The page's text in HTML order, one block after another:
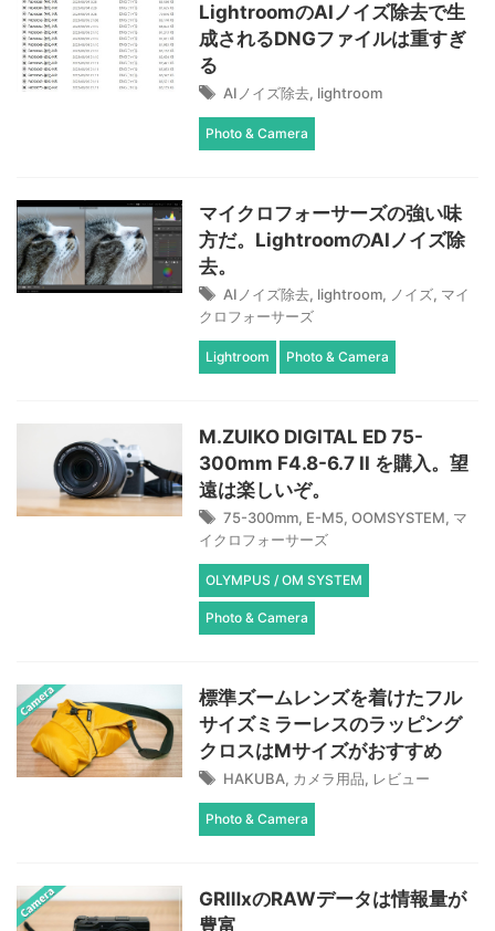
LightroomのAIノイズ除去で生
成されるDNGファイルは重すぎ
る
AIノイズ除去, lightroom
Photo & Camera
マイクロフォーサーズの強い味
方だ。LightroomのAIノイズ除
去。
AIノイズ除去, lightroom, ノイズ, マイ
クロフォーサーズ
Lightroom Photo & Camera
M.ZUIKO DIGITAL ED 75-
300mm F4.8-6.7 II を購入。望
遠は楽しいぞ。
75-300mm, E-M5, OOMSYSTEM, マ
イクロフォーサーズ
OLYMPUS / OM SYSTEM
Photo & Camera
標準ズームレンズを着けたフル
サイズミラーレスのラッピング
クロスはMサイズがおすすめ
HAKUBA, カメラ用品, レビュー
Photo & Camera
GRⅢxのRAWデータは情報量が
豊富